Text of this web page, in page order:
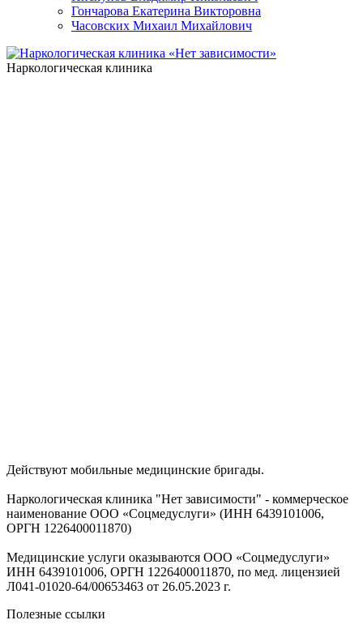
Гончарова Екатерина Викторовна
Часовских Михаил Михайлович
Наркологическая клиника
Действуют мобильные медицинские бригады.
Наркологическая клиника "Нет зависимости" - коммерческое
наименование ООО «Соцмедуслуги» (ИНН 6439101006,
ОРГН 1226400011870)
Медицинские услуги оказываются ООО «Соцмедуслуги»
ИНН 6439101006, ОРГН 1226400011870, по мед. лицензией
Л041-01020-64/00653463 от 26.05.2023 г.
Полезные ссылки